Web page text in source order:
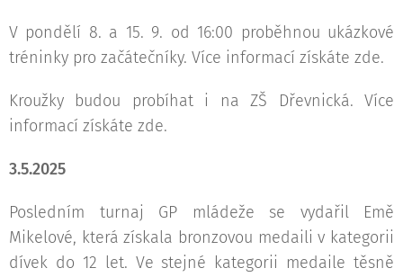
V pondělí 8. a 15. 9. od 16:00 proběhnou ukázkové
tréninky pro začátečníky. Více informací získáte zde.
Kroužky budou probíhat i na ZŠ Dřevnická. Více
informací získáte zde.
3.5.2025
Posledním turnaj GP mládeže se vydařil Emě
Mikelové, která získala bronzovou medaili v kategorii
dívek do 12 let. Ve stejné kategorii medaile těsně